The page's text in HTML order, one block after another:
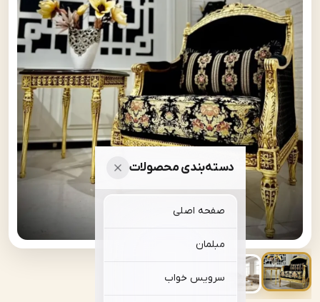
دسته‌بندی محصولات
صفحه اصلی
مبلمان
سرویس خواب